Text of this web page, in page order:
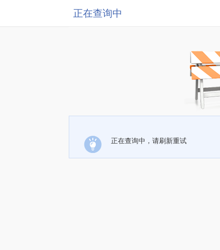
正在查询中
正在查询中，请刷新重试